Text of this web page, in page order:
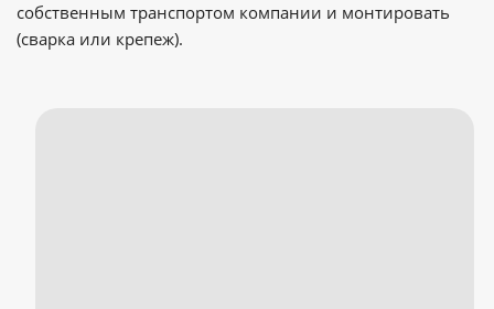
собственным транспортом компании и монтировать
(сварка или крепеж).